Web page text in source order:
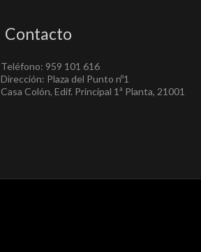
Contacto
Teléfono: 959 101 616
Dirección: Plaza del Punto nº1
Casa Colón, Edif. Principal 1ª Planta, 21001